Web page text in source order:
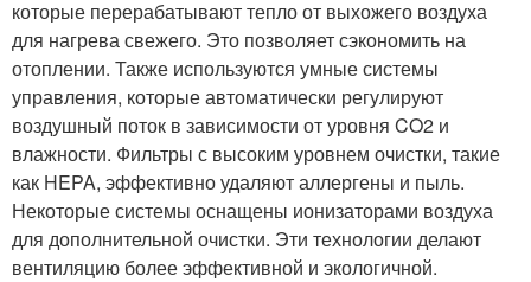
которые перерабатывают тепло от выхожего воздуха
для нагрева свежего. Это позволяет сэкономить на
отоплении. Также используются умные системы
управления, которые автоматически регулируют
воздушный поток в зависимости от уровня CO2 и
влажности. Фильтры с высоким уровнем очистки, такие
как HEPA, эффективно удаляют аллергены и пыль.
Некоторые системы оснащены ионизаторами воздуха
для дополнительной очистки. Эти технологии делают
вентиляцию более эффективной и экологичной.